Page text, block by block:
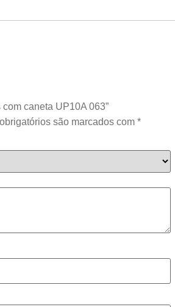
caneta UP10A 063”
são marcados com *